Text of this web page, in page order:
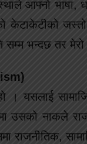
आफ्नो भाषा,
केटाकेटीको
सम्म भन्दछ तर
। यसलाई
नाकले